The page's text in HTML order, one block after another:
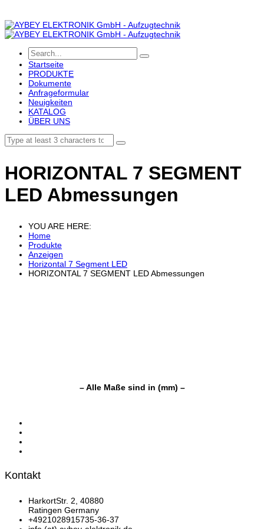
Startseite
PRODUKTE
Dokumente
Anfrageformular
Neuigkeiten
KATALOG
ÜBER UNS
HORIZONTAL 7 SEGMENT
LED Abmessungen
YOU ARE HERE:
Home
Produkte
Anzeigen
Horizontal 7 Segment LED
HORIZONTAL 7 SEGMENT LED Abmessungen
– Alle Maße sind in (mm) –
Kontakt
HarkortStr. 2, 40880
Ratingen Germany
+4921028915735-36-37